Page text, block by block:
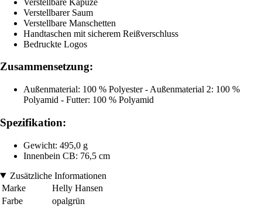
Verstellbarer Saum
Verstellbare Manschetten
Handtaschen mit sicherem Reißverschluss
Bedruckte Logos
Zusammensetzung:
Außenmaterial: 100 % Polyester - Außenmaterial 2: 100 %
Polyamid - Futter: 100 % Polyamid
Spezifikation:
Gewicht: 495,0 g
Innenbein CB: 76,5 cm
Zusätzliche Informationen
Marke
Helly Hansen
Farbe
opalgrün